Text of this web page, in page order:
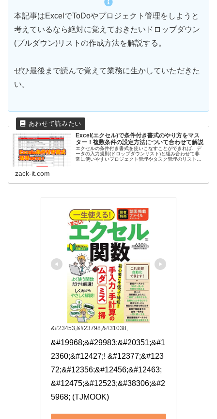
本記事はExcelでToDoやプロジェクト管理をしようと
考えているなら絶対に覚えておきたいドロップダウン
(プルダウン)リストの作成方法を解説する。
ぜひ最後まで読んで覚えて業務に生かしていただきた
い。
Excel(エクセル)で条件付き書式のやり方をマス
ター！複数条件の設定方法について合わせて解説
エクセルの条件付き書式を使いこなすことができれば、デ
ータの入力規則(ドロップダウンリスト)と組み合わせて非
常に使いやすいプロジェクト管理やタスク管理のリストを
zack-it.com
&#23453;&#23798;&#31038;
&#19968;&#29983;&#20351;&#1
2360;&#12427;! &#12377;&#123
72;&#12356;&#12456;&#12463;
&#12475;&#12523;&#38306;&#2
5968; (TJMOOK)